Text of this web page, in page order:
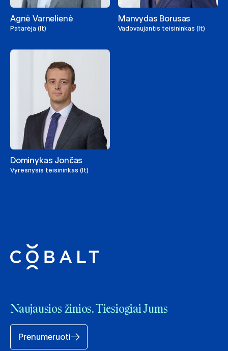
Agnė Varnelienė
Patarėja (lt)
Manvydas Borusas
Vadovaujantis teisininkas (lt)
Dominykas Jončas
Vyresnysis teisininkas (lt)
Naujausios žinios. Tiesiogiai Jums
Prenumeruoti